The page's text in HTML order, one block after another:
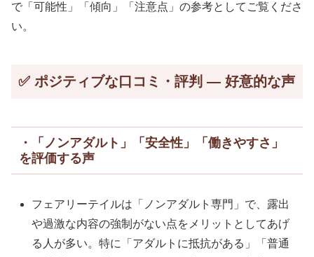
で「可能性」「傾向」「注意点」の参考としてご覧くださ
い。
✅ ポジティブな口コミ・評判 — 好意的な声
・「ノンアダルト」「安全性」「働きやすさ」
を評価する声
フェアリーテイルは「ノンアダルト専門」で、露出
や過激な内容の強制がない点をメリットとしてあげ
る人が多い。特に「アダルトに抵抗がある」「普通